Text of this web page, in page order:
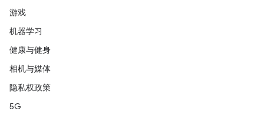
游戏
机器学习
健康与健身
相机与媒体
隐私权政策
5G